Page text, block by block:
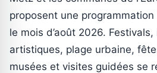
proposent une
le mois d’août 2026.
artistiques, plage urbaine,
musées et visites guidées se